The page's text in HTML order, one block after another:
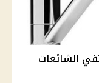
الشائعات